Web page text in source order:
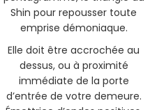
Shin pour repousser toute
emprise démoniaque.
Elle doit être accrochée au
dessus, ou à proximité
immédiate de la porte
d’entrée de votre demeure.